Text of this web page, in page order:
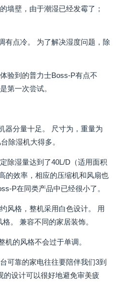
墙壁，由于潮湿已经发霉了；
有点冷。 为了解决湿度问题，除
验到的普力士Boss-P有点不
第一次尝试。
器分量十足。 尺寸为，重量为
除湿机大得多。
除湿量达到了40L/D（适用面积
的效率，相应的压缩机和风扇也
P在同类产品中已经很小了。
风格，整机采用白色设计。 用
。 兼容不同的家居装饰。
的风格不会过于单调。
可靠的家电往往要陪伴我们3到
的设计可以很好地避免审美疲